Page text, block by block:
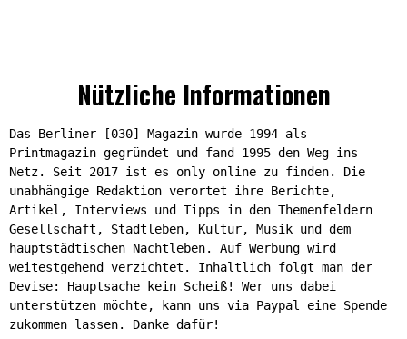
Nützliche Informationen
Das Berliner [030] Magazin wurde 1994 als
Printmagazin gegründet und fand 1995 den Weg ins
Netz. Seit 2017 ist es only online zu finden. Die
unabhängige Redaktion verortet ihre Berichte,
Artikel, Interviews und Tipps in den Themenfeldern
Gesellschaft, Stadtleben, Kultur, Musik und dem
hauptstädtischen Nachtleben. Auf Werbung wird
weitestgehend verzichtet. Inhaltlich folgt man der
Devise: Hauptsache kein Scheiß! Wer uns dabei
unterstützen möchte, kann uns via Paypal eine Spende
zukommen lassen. Danke dafür!